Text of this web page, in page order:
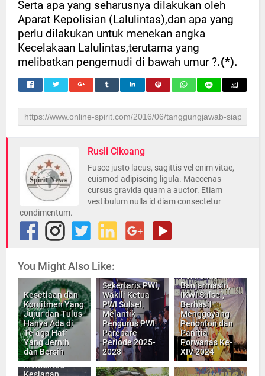
Serta apa yang seharusnya dilakukan oleh
Aparat Kepolisian (Lalulintas),dan apa yang
perlu dilakukan untuk menekan angka
Kecelakaan Lalulintas,terutama yang
melibatkan pengemudi di bawah umur ?.(*).
Rusli Cikoang
Fusce justo lacus, sagittis vel enim vitae,
euismod adipiscing ligula. Maecenas
cursus gravida quam a auctor. Etiam
vestibulum nulla id diam consectetur
condimentum.
You Might Also Like:
Kesetiaan dan
Komitmen Yang
Jujur dan Tulus
Hanya Ada di
Telaga Hati
Yang Jernih
dan Bersih
Sekertaris PWI,
Wakili Ketua
PWI Sulsel,
Melantik
Pengurus PWI
Parepare
Periode 2025-
2028
Banjarmasin,
IKWI Sulsel,
Berhasil
Menggoyang
Penonton dan
Panitia
Porwanas Ke-
XIV 2024
Kapolres
Bersama
Dandim
1426/Takalar,
Memantau
Kesiapan